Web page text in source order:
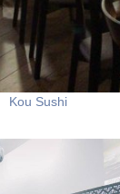
Kou Sushi